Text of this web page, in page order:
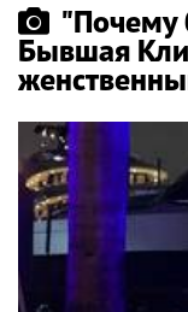
"Почему
Бывшая